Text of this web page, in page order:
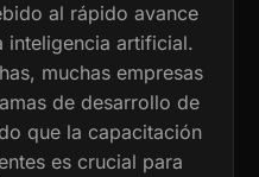
al rápido avance
inteligencia artificial.
muchas empresas
de desarrollo de
que la capacitación
es crucial para